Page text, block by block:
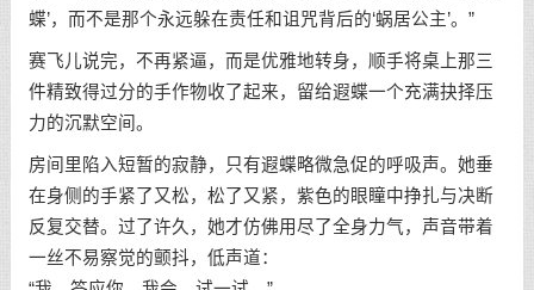
蝶’，而不是那个永远躲在责任和诅咒背后的‘蜗居公主’。”
赛飞儿说完，不再紧逼，而是优雅地转身，顺手将桌上那三
件精致得过分的手作物收了起来，留给遐蝶一个充满抉择压
力的沉默空间。
房间里陷入短暂的寂静，只有遐蝶略微急促的呼吸声。她垂
在身侧的手紧了又松，松了又紧，紫色的眼瞳中挣扎与决断
反复交替。过了许久，她才仿佛用尽了全身力气，声音带着
一丝不易察觉的颤抖，低声道：